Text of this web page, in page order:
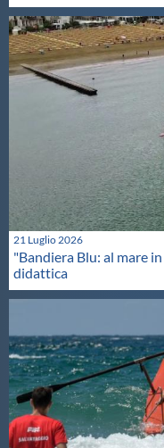
21 Luglio 2026
"Bandiera Blu: al mare
didattica